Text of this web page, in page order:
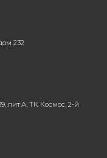
232
лит.А, ТК Космос, 2-й